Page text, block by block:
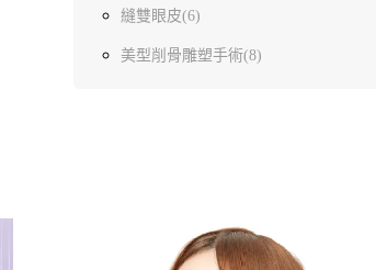
縫雙眼皮(6)
美型削骨雕塑手術(8)